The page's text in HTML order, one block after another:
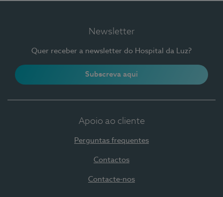
Newsletter
Quer receber a newsletter do Hospital da Luz?
Subscreva aqui
Apoio ao cliente
Perguntas frequentes
Contactos
Contacte-nos